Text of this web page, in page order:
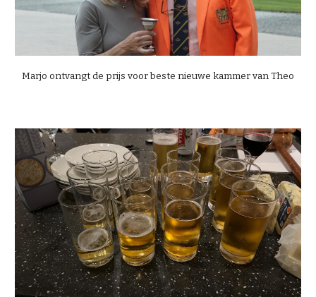
Marjo ontvangt de prijs voor beste nieuwe kammer van Theo